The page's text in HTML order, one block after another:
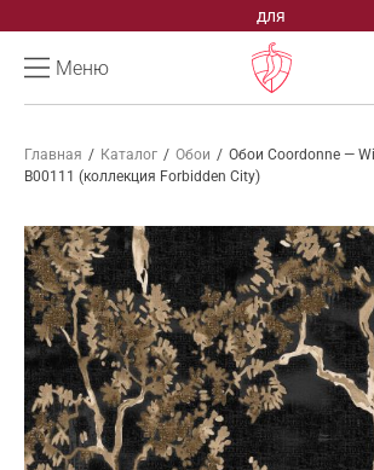
для
Меню
Главная / Каталог / Обои / Обои Coordonne —
B00111 (коллекция Forbidden City)